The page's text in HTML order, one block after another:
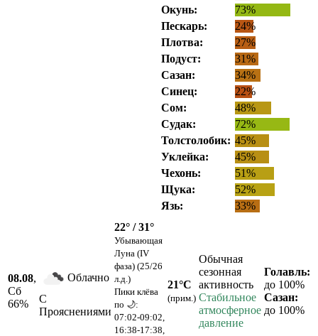
Окунь:
73%
Пескарь:
24%
Плотва:
27%
Подуст:
31%
Сазан:
34%
Синец:
22%
Сом:
48%
Судак:
72%
Толстолобик: 45%
Уклейка:
45%
Чехонь:
51%
Щука:
52%
Язь:
33%
08.08,
Сб
66%
Облачно
С
Прояснениями
22° / 31°
Убывающая
Луна (IV
фаза) (25/26
л.д.)
Пики клёва
по 🌙:
07:02-09:02,
16:38-17:38,
21°C
(прим.)
Обычная
сезонная
активность
Стабильное
атмосферное
давление
Голавль:
до 100%
Сазан:
до 100%